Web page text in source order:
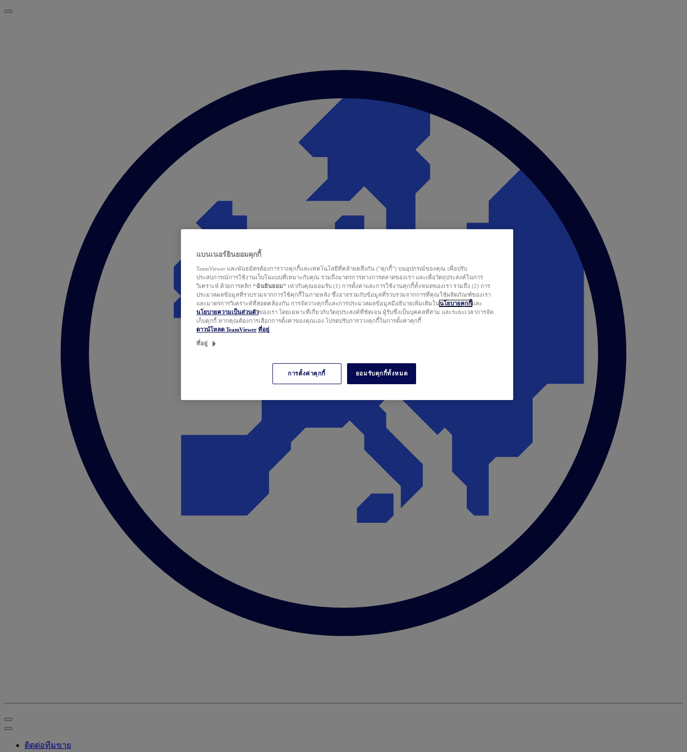
ติดต่อทีมขาย
แบนเนอร์ยินยอมคุกกี้
TeamViewer และพันธมิตรต้องการวางคุกกี้และเทคโนโลยีที่คล้ายคลึงกัน (“คุกกี้”) บนอุปกรณ์ของคุณ เพื่อปรับ
ประสบการณ์การใช้งานเว็บในแบบที่เหมาะกับคุณ รวมถึงมาตรการทางการตลาดของเรา และเพื่อวัตถุประสงค์ในการ
วิเคราะห์ ด้วยการคลิก “ฉันยินยอม” เท่ากับคุณยอมรับ (1) การตั้งค่าและการใช้งานคุกกี้ทั้งหมดของเรา รวมถึง (2) การ
ประมวลผลข้อมูลที่รวบรวมจากการใช้คุกกี้ในภายหลัง ซึ่งอาจรวมกับข้อมูลที่รวบรวมจากการที่คุณใช้ผลิตภัณฑ์ของเรา
และมาตรการวิเคราะห์ที่สอดคล้องกัน การจัดวางคุกกี้และการประมวลผลข้อมูลมีอธิบายเพิ่มเติมในนโยบายคุกกี้และ
นโยบายความเป็นส่วนตัวของเรา โดยเฉพาะที่เกี่ยวกับวัตถุประสงค์ที่ชัดเจน ผู้รับซึ่งเป็นบุคคลที่สาม และระยะเวลาการจัด
เก็บคุกกี้ หากคุณต้องการเลือกการตั้งค่าของคุณเอง โปรดปรับการวางคุกกี้ในการตั้งค่าคุกกี้
ดาวน์โหลด TeamViewer ที่อยู่
ที่อยู่
การตั้งค่าคุกกี้ ยอมรับคุกกี้ทั้งหมด